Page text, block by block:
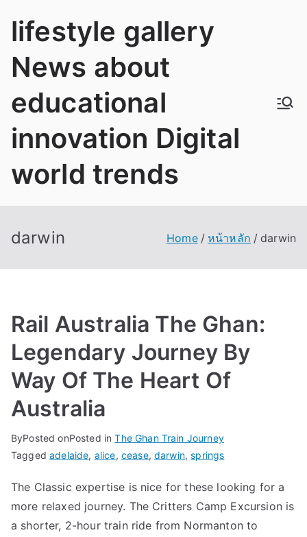
lifestyle gallery
News about
educational
innovation Digital
world trends
darwin Home หน้าหลัก darwin
Rail Australia The Ghan:
Legendary Journey By
Way Of The Heart Of
Australia
ByPosted onPosted inThe Ghan Train Journey
Taggedadelaide, alice, cease,darwin,springs
The Classic expertise is nice for these looking for a
more relaxed journey. The Critters Camp Excursion is
a shorter, 2-hour train ride from Normanton to